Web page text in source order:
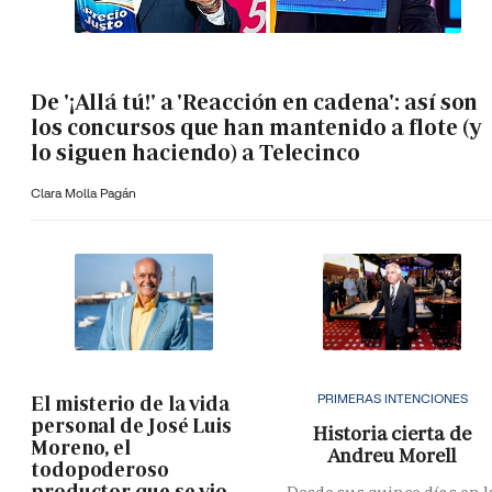
De '¡Allá tú!' a 'Reacción en cadena': así son
los concursos que han mantenido a flote (y
lo siguen haciendo) a Telecinco
Clara Molla Pagán
El misterio de la vida
personal de José Luis
Moreno, el
todopoderoso
PRIMERAS INTENCIONES
Historia cierta de
Andreu Morell